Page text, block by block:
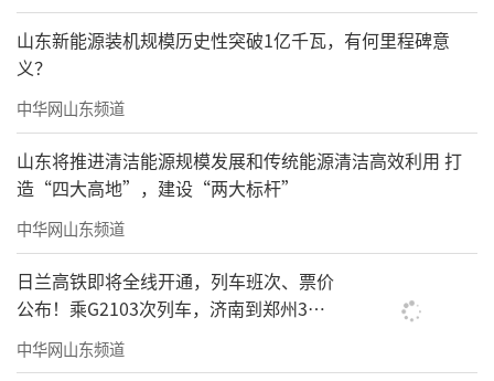
山东新能源装机规模历史性突破1亿千瓦，有何里程碑意
义？
中华网山东频道
山东将推进清洁能源规模发展和传统能源清洁高效利用 打
造“四大高地”，建设“两大标杆”
中华网山东频道
日兰高铁即将全线开通，列车班次、票价
公布！乘G2103次列车，济南到郑州3小
时到达
中华网山东频道